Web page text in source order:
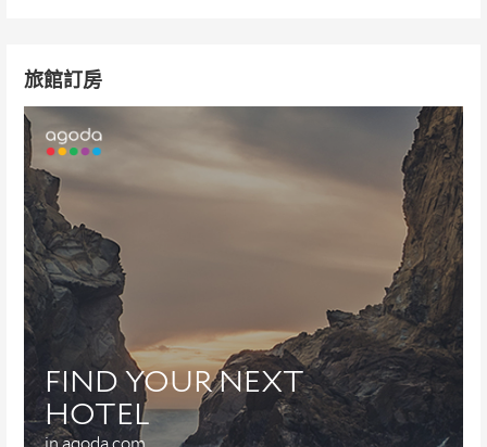
旅館訂房